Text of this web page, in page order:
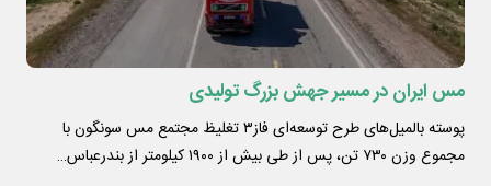
مس ایران در مسیر جهش بزرگ تولیدی
پوسته بالمیل‌های طرح توسعه‌ای فاز۳ تغلیظ مجتمع مس سونگون با
مجموع وزن ۷۳۰ تن، پس از طی بیش از ۱۹۰۰ کیلومتر از بندرعباس…